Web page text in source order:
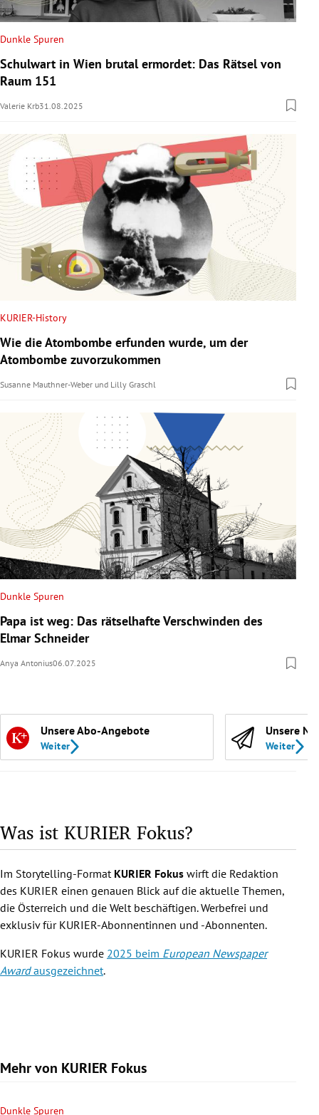
Dunkle Spuren
Schulwart in Wien brutal ermordet: Das Rätsel von
Raum 151
Valerie Krb31.08.2025
KURIER-History
Wie die Atombombe erfunden wurde, um der
Atombombe zuvorzukommen
Susanne Mauthner-Weber und Lilly Graschl
Dunkle Spuren
Papa ist weg: Das rätselhafte Verschwinden des
Elmar Schneider
Anya Antonius06.07.2025
Unsere Abo-Angebote
Weiter
Unsere
Weiter
Was ist KURIER Fokus?
Im Storytelling-Format KURIER Fokus wirft die Redaktion
des KURIER einen genauen Blick auf die aktuelle Themen,
die Österreich und die Welt beschäftigen. Werbefrei und
exklusiv für KURIER-Abonnentinnen und -Abonnenten.
KURIER Fokus wurde 2025 beim European Newspaper
Awardausgezeichnet.
Mehr von KURIER Fokus
Dunkle Spuren